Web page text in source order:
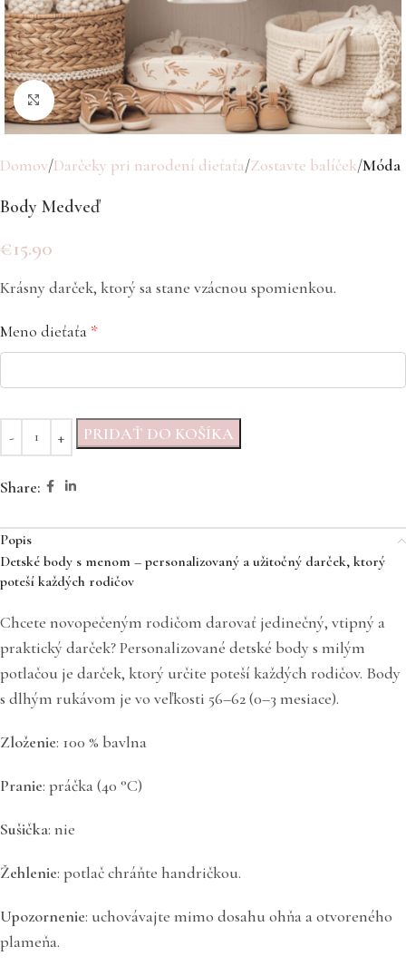
Click to enlarge
Domov Darčeky pri narodení dieťaťa Zostavte balíček Móda
Body Medveď
€15.90
Krásny darček, ktorý sa stane vzácnou spomienkou.
Meno dieťaťa *
PRIDAŤ DO KOŠÍKA
Share:
Popis
Detské body s menom – personalizovaný a užitočný darček, ktorý
poteší každých rodičov
Chcete novopečeným rodičom darovať jedinečný, vtipný a
praktický darček? Personalizované detské body s milým
potlačou je darček, ktorý určite poteší každých rodičov. Body
s dlhým rukávom je vo veľkosti 56–62 (0–3 mesiace).
Zloženie: 100 % bavlna
Pranie: práčka (40 °C)
Sušička: nie
Žehlenie: potlač chráňte handričkou.
Upozornenie: uchovávajte mimo dosahu ohňa a otvoreného
plameňa.